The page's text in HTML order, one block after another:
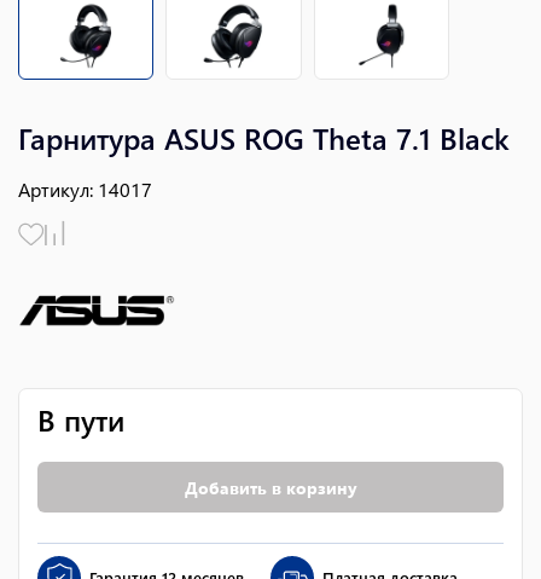
Гарнитура ASUS ROG Theta 7.1 Black
Артикул: 14017
В пути
Добавить в корзину